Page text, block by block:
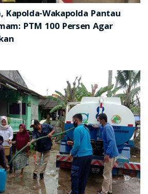
Kapolda-Wakapolda Pantau
PTM 100 Persen Agar